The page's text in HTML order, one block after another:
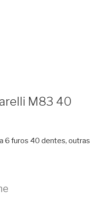
M83 40
6 furos 40 dentes, outras